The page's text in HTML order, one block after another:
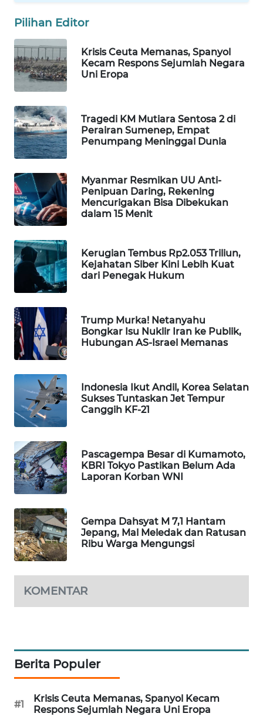
Pilihan Editor
Krisis Ceuta Memanas, Spanyol
Kecam Respons Sejumlah Negara
Uni Eropa
Tragedi KM Mutiara Sentosa 2 di
Perairan Sumenep, Empat
Penumpang Meninggal Dunia
Myanmar Resmikan UU Anti-
Penipuan Daring, Rekening
Mencurigakan Bisa Dibekukan
dalam 15 Menit
Kerugian Tembus Rp2.053 Triliun,
Kejahatan Siber Kini Lebih Kuat
dari Penegak Hukum
Trump Murka! Netanyahu
Bongkar Isu Nuklir Iran ke Publik,
Hubungan AS-Israel Memanas
Indonesia Ikut Andil, Korea Selatan
Sukses Tuntaskan Jet Tempur
Canggih KF-21
Pascagempa Besar di Kumamoto,
KBRI Tokyo Pastikan Belum Ada
Laporan Korban WNI
Gempa Dahsyat M 7,1 Hantam
Jepang, Mal Meledak dan Ratusan
Ribu Warga Mengungsi
KOMENTAR
Berita Populer
#1
Krisis Ceuta Memanas, Spanyol Kecam
Respons Sejumlah Negara Uni Eropa
WN
NATUNA
WN
BINTAN
WN
MANDALIKA
WN
LIKUPANG
WN
LABUANBAJO
BORNEO
Wahana
Media
WAHANA
NEWS
TANI
WAHANA
ADVOKAT
WAHANA
INFRASTRUKTUR
KONSUMEN
WAHANA
LISTRIK
WAHANA
WAHANANEWS